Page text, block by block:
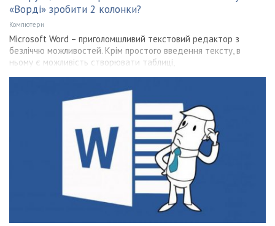
«Ворді» зробити 2 колонки?
Компютери
Microsoft Word – приголомшливий текстовий редактор з
безліччю можливостей. Крім простого введення тексту, в
ньому є можливість створювати таблиці,